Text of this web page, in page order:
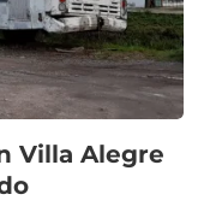
Villa Alegre